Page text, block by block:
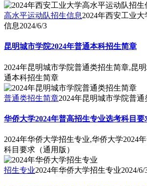
高水平运动队招生信息2024年西安工业
信息2024/6/3
昆明城市学院2024年普通本科招生简章
2024年昆明城市学院普通类招生简章,昆
通本科招生简章
普通类招生简章2024年昆明城市学院普
华侨大学2024年普高招生专业选考科目要
2024年华侨大学招生专业,华侨大学2024
科目要求（通用版）
招生专业2024年华侨大学招生专业2024/6/